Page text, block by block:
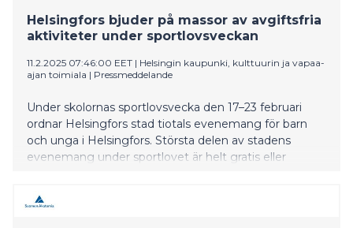
Helsingfors bjuder på massor av avgiftsfria
aktiviteter under sportlovsveckan
11.2.2025 07:46:00 EET | Helsingin kaupunki, kulttuurin ja vapaa-
ajan toimiala | Pressmeddelande
Under skolornas sportlovsvecka den 17–23 februari
ordnar Helsingfors stad tiotals evenemang för barn
och unga i Helsingfors. Största delen av stadens
evenemang under sportlovet är helt gratis eller
ungdomsgårdar och idrottsplatser samt i bibliotek,